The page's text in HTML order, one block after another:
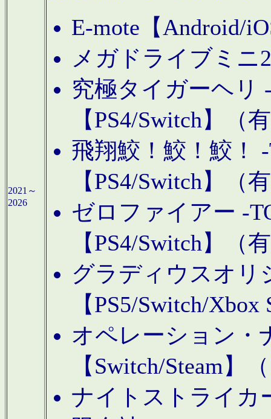
2021～
2026
E-mote【Android/
メガドライブミニ
究極タイガーヘリ
【PS4/Switch】（
飛翔鮫！鮫！鮫！
【PS4/Switch】（
ゼロファイアー -
【PS4/Switch】（
グラディウスオリ
【PS5/Switch/
オペレーション・
【Switch/Steam】
ナイトストライカ